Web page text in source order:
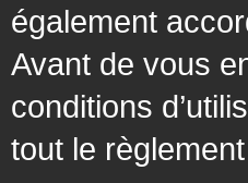
également
Avant de vous
conditions
tout le